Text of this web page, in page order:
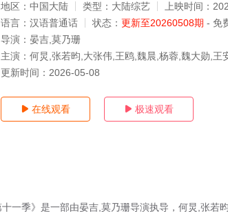
地区： 中国大陆 类型： 大陆综艺 上映时间：
语言： 汉语普通话 状态： 更新至20260508期 - 免
导演： 晏吉,莫乃珊
主演： 何炅,张若昀,大张伟,王鸥,魏晨,杨蓉,魏大勋,王
更新时间： 2026-05-08
 在线观看  极速观看
一季》是一部由晏吉,莫乃珊导演执导，何炅,张若